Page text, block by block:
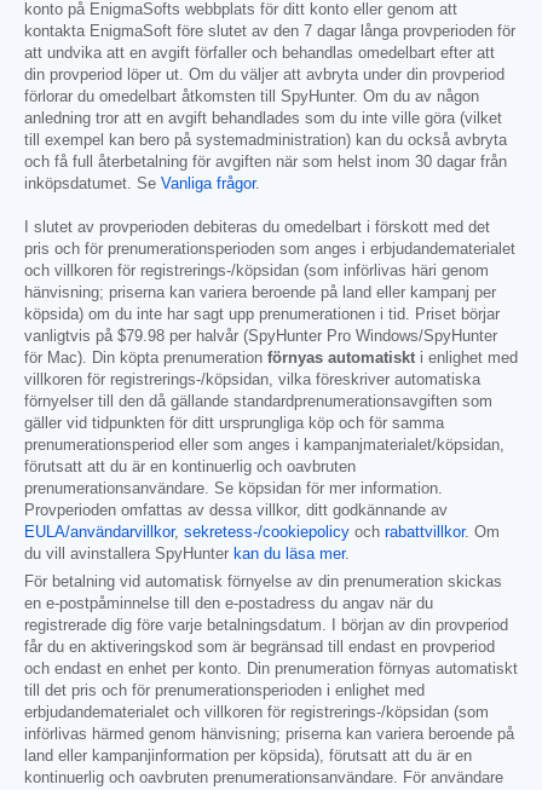
konto på EnigmaSofts webbplats för ditt konto eller genom att
kontakta EnigmaSoft före slutet av den 7 dagar långa provperioden för
att undvika att en avgift förfaller och behandlas omedelbart efter att
din provperiod löper ut. Om du väljer att avbryta under din provperiod
förlorar du omedelbart åtkomsten till SpyHunter. Om du av någon
anledning tror att en avgift behandlades som du inte ville göra (vilket
till exempel kan bero på systemadministration) kan du också avbryta
och få full återbetalning för avgiften när som helst inom 30 dagar från
inköpsdatumet. Se Vanliga frågor.
I slutet av provperioden debiteras du omedelbart i förskott med det
pris och för prenumerationsperioden som anges i erbjudandematerialet
och villkoren för registrerings-/köpsidan (som införlivas häri genom
hänvisning; priserna kan variera beroende på land eller kampanj per
köpsida) om du inte har sagt upp prenumerationen i tid. Priset börjar
vanligtvis på $79.98 per halvår (SpyHunter Pro Windows/SpyHunter
för Mac). Din köpta prenumeration förnyas automatiskt i enlighet med
villkoren för registrerings-/köpsidan, vilka föreskriver automatiska
förnyelser till den då gällande standardprenumerationsavgiften som
gäller vid tidpunkten för ditt ursprungliga köp och för samma
prenumerationsperiod eller som anges i kampanjmaterialet/köpsidan,
förutsatt att du är en kontinuerlig och oavbruten
prenumerationsanvändare. Se köpsidan för mer information.
Provperioden omfattas av dessa villkor, ditt godkännande av
EULA/användarvillkor, sekretess-/cookiepolicy och rabattvillkor. Om
du vill avinstallera SpyHunter kan du läsa mer.
För betalning vid automatisk förnyelse av din prenumeration skickas
en e-postpåminnelse till den e-postadress du angav när du
registrerade dig före varje betalningsdatum. I början av din provperiod
får du en aktiveringskod som är begränsad till endast en provperiod
och endast en enhet per konto. Din prenumeration förnyas automatiskt
till det pris och för prenumerationsperioden i enlighet med
erbjudandematerialet och villkoren för registrerings-/köpsidan (som
införlivas härmed genom hänvisning; priserna kan variera beroende på
land eller kampanjinformation per köpsida), förutsatt att du är en
kontinuerlig och oavbruten prenumerationsanvändare. För användare